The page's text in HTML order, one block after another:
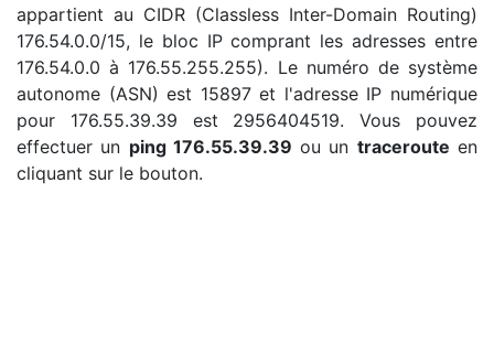
appartient au CIDR (Classless Inter-Domain Routing)
176.54.0.0/15, le bloc IP comprant les adresses entre
176.54.0.0 à 176.55.255.255). Le numéro de système
autonome (ASN) est 15897 et l'adresse IP numérique
pour 176.55.39.39 est 2956404519. Vous pouvez
effectuer un ping 176.55.39.39 ou un traceroute en
cliquant sur le bouton.